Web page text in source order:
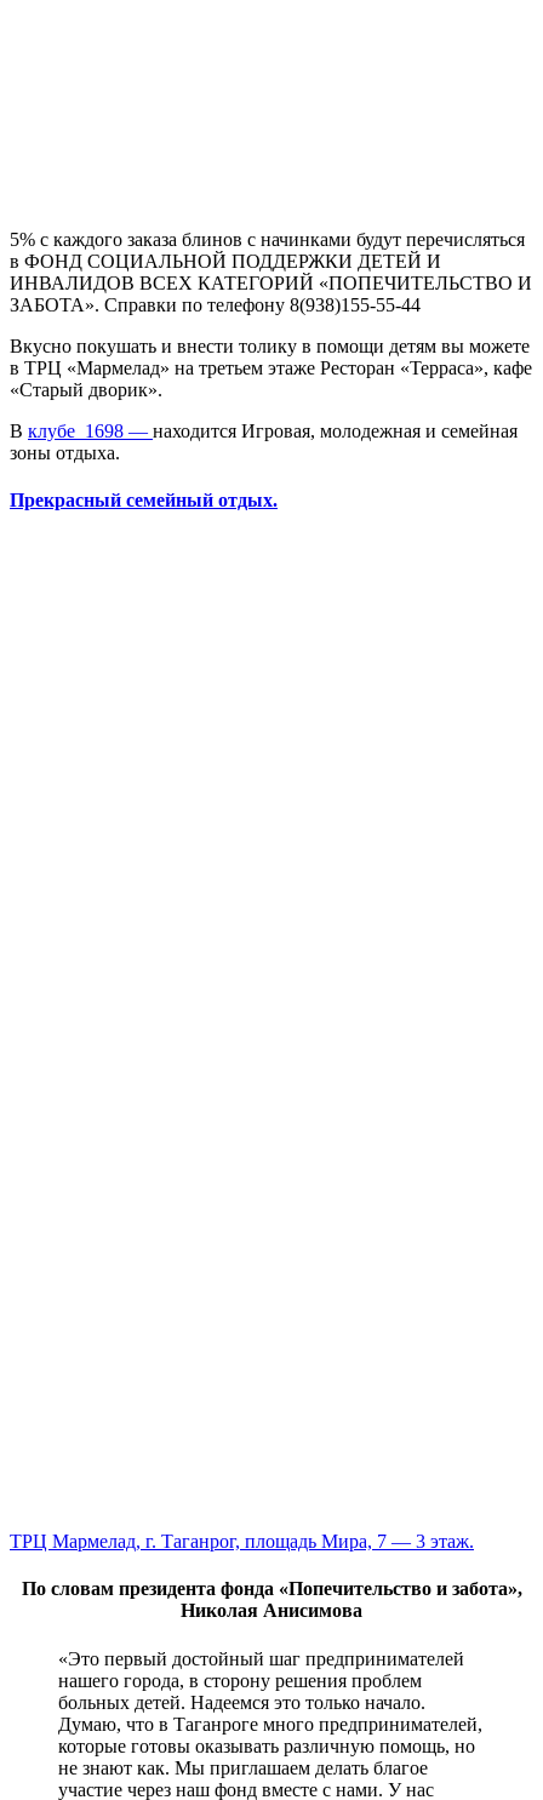
5% с каждого заказа блинов с начинками будут перечисляться
в ФОНД СОЦИАЛЬНОЙ ПОДДЕРЖКИ ДЕТЕЙ И
ИНВАЛИДОВ ВСЕХ КАТЕГОРИЙ «ПОПЕЧИТЕЛЬСТВО И
ЗАБОТА». Справки по телефону 8(938)155-55-44
Вкусно покушать и внести толику в помощи детям вы можете
в ТРЦ «Мармелад» на третьем этаже Ресторан «Терраса», кафе
«Старый дворик».
В клубе_1698 — находится Игровая, молодежная и семейная
зоны отдыха.
Прекрасный семейный отдых.
ТРЦ Мармелад, г. Таганрог, площадь Мира, 7 — 3 этаж.
По словам президента фонда «Попечительство и забота»,
Николая Анисимова
«Это первый достойный шаг предпринимателей
нашего города, в сторону решения проблем
больных детей. Надеемся это только начало.
Думаю, что в Таганроге много предпринимателей,
которые готовы оказывать различную помощь, но
не знают как. Мы приглашаем делать благое
участие через наш фонд вместе с нами. У нас